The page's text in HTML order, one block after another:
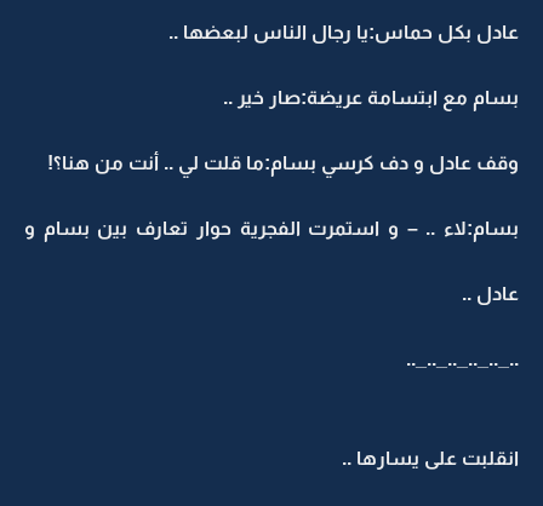
عادل بكل حماس:يا رجال الناس لبعضها ..
بسام مع ابتسامة عريضة:صار خير ..
وقف عادل و دف كرسي بسام:ما قلت لي .. أنت من هنا؟!
بسام:لاء .. – و استمرت الفجرية حوار تعارف بين بسام و
عادل ..
.._.._.._.._.._..
انقلبت على يسارها ..